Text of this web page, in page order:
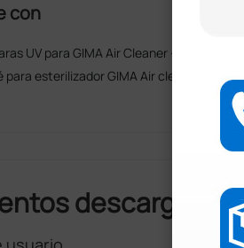
con
UV para GIMA Air Cleaner - repuesto
esterilizador GIMA Air cleaner
descargables